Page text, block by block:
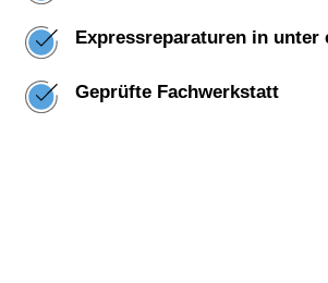
Expressreparaturen in unter
Geprüfte Fachwerkstatt